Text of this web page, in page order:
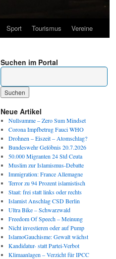
Sport Tourismus Vereine
Suchen im Portal
Neue Artikel
Nullsumme – Zero Sum Mindset
Corona Impfbetrug Fauci WHO
Drohnen – Eiszeit – Atomschlag?
Bundeswehr Gelöbnis 20.7.2026
50.000 Migranten 24 Std Ceuta
Muslim zur Islamismus-Debatte
Immigration: France Allemagne
Terror zu 94 Prozent islamistisch
Staat: frei statt links oder rechts
Islamist Anschlag CSD Berlin
Ultra Bike – Schwarzwald
Freedom Of Speech – Meinung
Nicht investieren oder auf Pump
IslamoGauchisme: Gewalt wächst
Kandidatur- statt Partei-Verbot
Klimaanlagen – Verzicht für IPCC